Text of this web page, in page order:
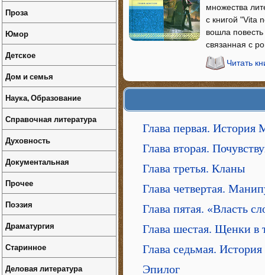
множества
с книгой "Vita
вошла
связанная с
Читать
Глава первая. История
Глава вторая.
Глава третья. Кланы
Глава четвертая.
Глава пятая. «Власть
Глава шестая. Щенки в
Глава седьмая.
Эпилог
Проза
Юмор
Детское
Дом и семья
Наука, Образование
Справочная литература
Духовность
Документальная
Прочее
Поэзия
Драматургия
Старинное
Деловая литература